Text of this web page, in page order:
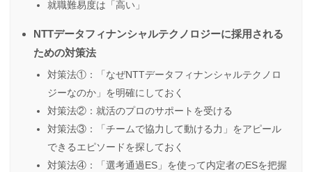
就職難易度は「高い」
NTTデータフィナンシャルテクノロジーに採用される
ための対策法
対策法①：「なぜNTTデータフィナンシャルテクノロ
ジーなのか」を明確にしておく
対策法②：就活のプロのサポートを受ける
対策法③：「チームで協力して動ける力」をアピール
できるエピソードを探しておく
対策法④：「選考通過ES」を使って内定者のESを把握